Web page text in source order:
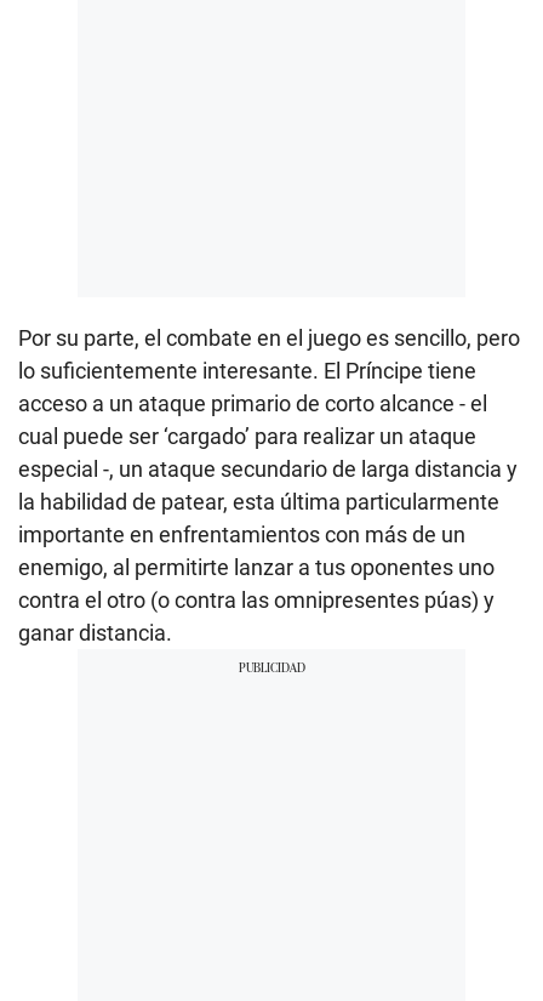
Por su parte, el combate en el juego es sencillo, pero
lo suficientemente interesante. El Príncipe tiene
acceso a un ataque primario de corto alcance - el
cual puede ser ‘cargado’ para realizar un ataque
especial -, un ataque secundario de larga distancia y
la habilidad de patear, esta última particularmente
importante en enfrentamientos con más de un
enemigo, al permitirte lanzar a tus oponentes uno
contra el otro (o contra las omnipresentes púas) y
ganar distancia.